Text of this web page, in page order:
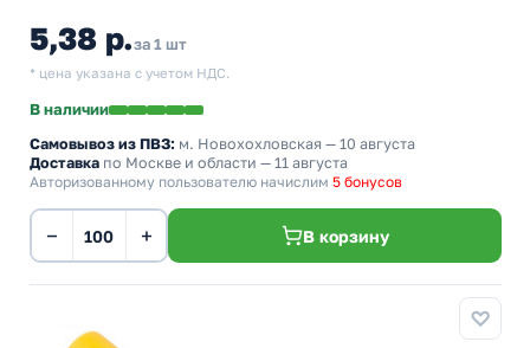
5,38 р.за 1 шт
* цена указана с учетом НДС.
В наличии
Самовывоз из ПВЗ: м. Новохохловская — 10 августа
Доставка по Москве и области — 11 августа
Авторизованному пользователю начислим 5 бонусов
− + В корзину